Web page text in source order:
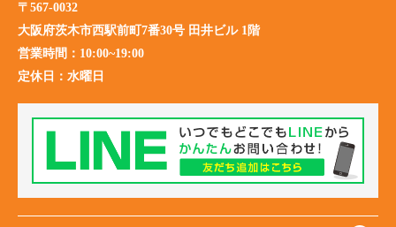
〒567-0032
大阪府茨木市西駅前町7番30号 田井ビル 1階
営業時間： 10:00~19:00
定休日： 水曜日